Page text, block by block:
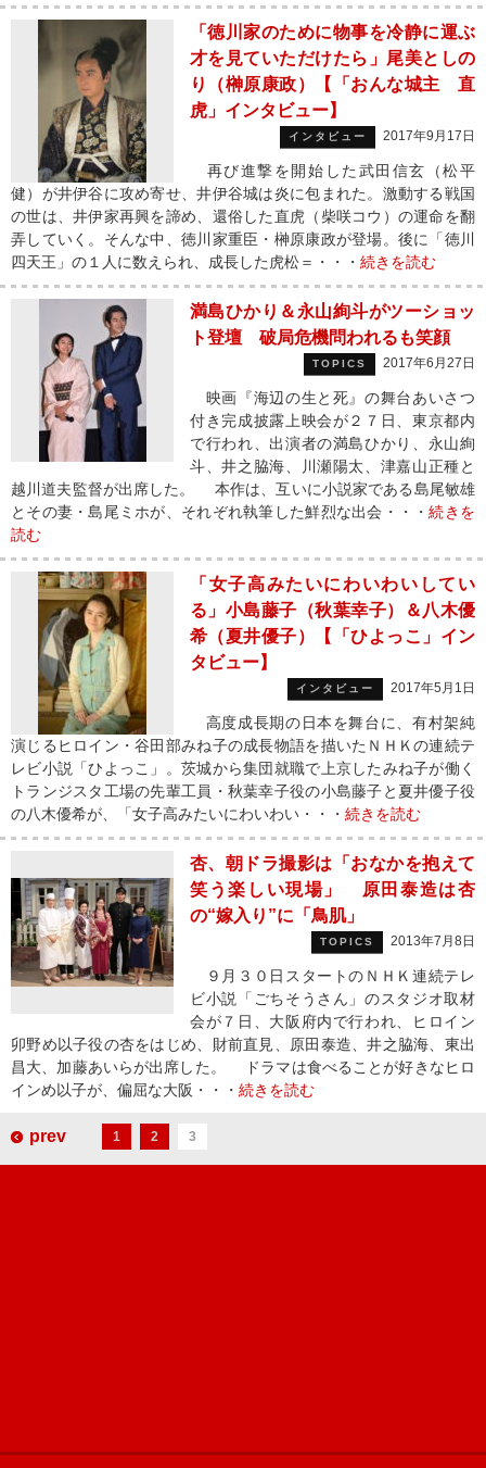
「徳川家のために物事を冷静に運ぶ
才を見ていただけたら」尾美としの
り（榊原康政）【「おんな城主 直
虎」インタビュー】
インタビュー 2017年9月17日
再び進撃を開始した武田信玄（松平
健）が井伊谷に攻め寄せ、井伊谷城は炎に包まれた。激動する戦国
の世は、井伊家再興を諦め、還俗した直虎（柴咲コウ）の運命を翻
弄していく。そんな中、徳川家重臣・榊原康政が登場。後に「徳川
四天王」の１人に数えられ、成長した虎松＝・・・ 続きを読む
満島ひかり＆永山絢斗がツーショッ
ト登壇 破局危機問われるも笑顔
TOPICS 2017年6月27日
映画『海辺の生と死』の舞台あいさつ
付き完成披露上映会が２７日、東京都内
で行われ、出演者の満島ひかり、永山絢
斗、井之脇海、川瀬陽太、津嘉山正種と
越川道夫監督が出席した。 本作は、互いに小説家である島尾敏雄
とその妻・島尾ミホが、それぞれ執筆した鮮烈な出会・・・続きを
読む
「女子高みたいにわいわいしてい
る」小島藤子（秋葉幸子）＆八木優
希（夏井優子）【「ひよっこ」イン
タビュー】
インタビュー 2017年5月1日
高度成長期の日本を舞台に、有村架純
演じるヒロイン・谷田部みね子の成長物語を描いたＮＨＫの連続テ
レビ小説「ひよっこ」。茨城から集団就職で上京したみね子が働く
トランジスタ工場の先輩工員・秋葉幸子役の小島藤子と夏井優子役
の八木優希が、「女子高みたいにわいわい・・・ 続きを読む
杏、朝ドラ撮影は「おなかを抱えて
笑う楽しい現場」 原田泰造は杏
の“嫁入り”に「鳥肌」
TOPICS 2013年7月8日
９月３０日スタートのＮＨＫ連続テレ
ビ小説「ごちそうさん」のスタジオ取材
会が７日、大阪府内で行われ、ヒロイン
卯野め以子役の杏をはじめ、財前直見、原田泰造、井之脇海、東出
昌大、加藤あいらが出席した。 ドラマは食べることが好きなヒロ
インめ以子が、偏屈な大阪・・・ 続きを読む
prev 1 2 3